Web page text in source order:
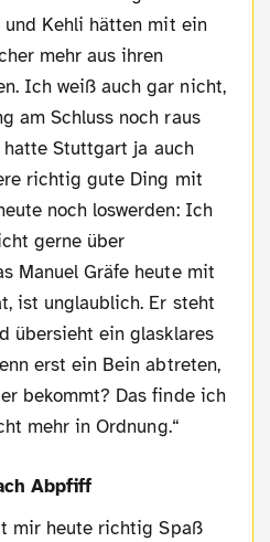
und Kehli hätten mit ein
mehr aus ihren
Ich weiß auch gar nicht,
am Schluss noch raus
Stuttgart ja auch
richtig gute Ding mit
noch loswerden: Ich
gerne über
Manuel Gräfe heute mit
ist unglaublich. Er steht
übersieht ein glasklares
erst ein Bein abtreten,
bekommt? Das finde ich
mehr in Ordnung.“
mir heute richtig Spaß